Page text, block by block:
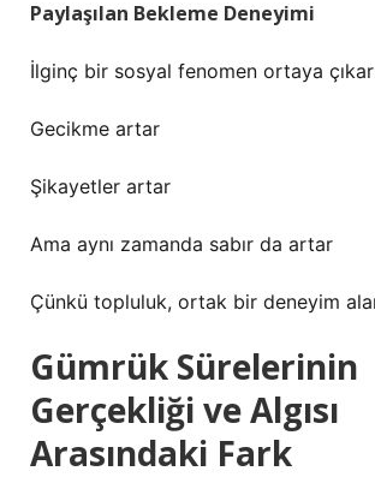
Paylaşılan Bekleme Deneyimi
İlginç bir sosyal fenomen ortaya
Gecikme artar
Şikayetler artar
Ama aynı zamanda sabır da artar
Çünkü topluluk, ortak bir deneyim
Gümrük Sürelerinin
Gerçekliği ve Algısı
Arasındaki Fark